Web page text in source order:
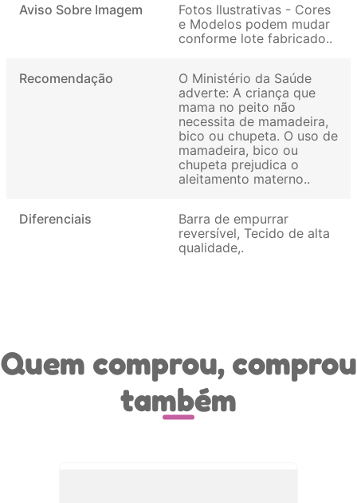
Aviso Sobre Imagem
Fotos Ilustrativas - Cores
e Modelos podem mudar
conforme lote fabricado.
Recomendação
O Ministério da Saúde
adverte: A criança que
mama no peito não
necessita de mamadeira,
bico ou chupeta. O uso de
mamadeira, bico ou
chupeta prejudica o
aleitamento materno.
Diferenciais
Barra de empurrar
reversível, Tecido de alta
qualidade,
Quem comprou, comprou
também